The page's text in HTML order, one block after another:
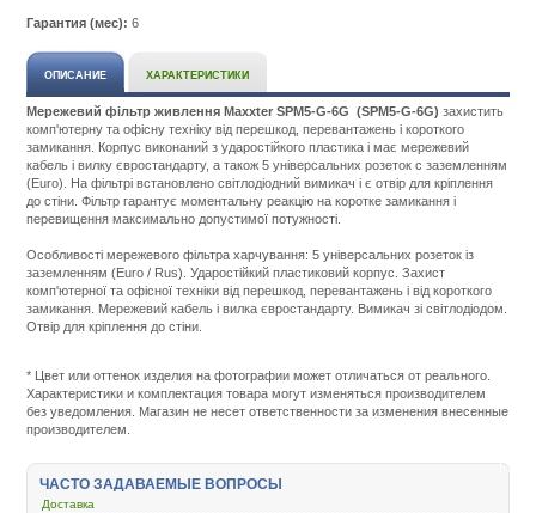
Гарантия (мес): 6
ОПИСАНИЕ ХАРАКТЕРИСТИКИ
Мережевий фільтр живлення Maxxter SPM5-G-6G (SPM5-G-6G) захистить
комп'ютерну та офісну техніку від перешкод, перевантажень і короткого
замикання. Корпус виконаний з ударостійкого пластика і має мережевий
кабель і вилку євростандарту, а також 5 універсальних розеток c заземленням
(Euro). На фільтрі встановлено світлодіодний вимикач і є отвір для кріплення
до стіни. Фільтр гарантує моментальну реакцію на коротке замикання і
перевищення максимально допустимої потужності.
Особливості мережевого фільтра харчування: 5 універсальних розеток із
заземленням (Euro / Rus). Ударостійкий пластиковий корпус. Захист
комп'ютерної та офісної техніки від перешкод, перевантажень і від короткого
замикання. Мережевий кабель і вилка євростандарту. Вимикач зі світлодіодом.
Отвір для кріплення до стіни.
ibp-
power-
bank-
filtr-
* Цвет или оттенок изделия на фотографии может отличаться от реального.
Характеристики и комплектация товара могут изменяться производителем
без уведомления. Магазин не несет ответственности за изменения внесенные
производителем.
ЧАСТО ЗАДАВАЕМЫЕ ВОПРОСЫ
Доставка